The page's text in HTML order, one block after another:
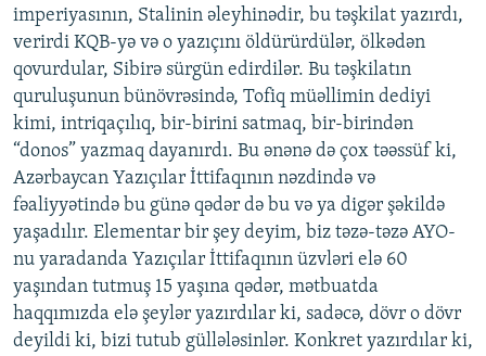
imperiyasının, Stalinin əleyhinədir, bu təşkilat yazırdı,
verirdi KQB-yə və o yazıçını öldürürdülər, ölkədən
qovurdular, Sibirə sürgün edirdilər. Bu təşkilatın
quruluşunun bünövrəsində, Tofiq müəllimin dediyi
kimi, intriqaçılıq, bir-birini satmaq, bir-birindən
“donos” yazmaq dayanırdı. Bu ənənə də çox təəssüf ki,
Azərbaycan Yazıçılar İttifaqının nəzdində və
fəaliyyətində bu günə qədər də bu və ya digər şəkildə
yaşadılır. Elementar bir şey deyim, biz təzə-təzə AYO-
nu yaradanda Yazıçılar İttifaqının üzvləri elə 60
yaşından tutmuş 15 yaşına qədər, mətbuatda
haqqımızda elə şeylər yazırdılar ki, sadəcə, dövr o dövr
deyildi ki, bizi tutub güllələsinlər. Konkret yazırdılar ki,